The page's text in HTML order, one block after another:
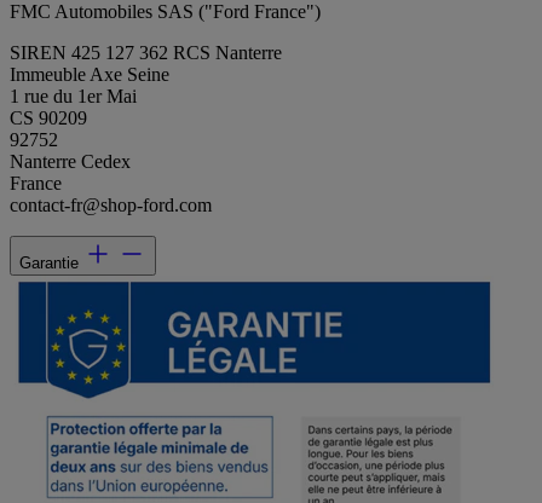
FMC Automobiles SAS ("Ford France")
SIREN 425 127 362 RCS Nanterre
Immeuble Axe Seine
1 rue du 1er Mai
CS 90209
92752
Nanterre Cedex
France
contact-fr@shop-ford.com
Garantie